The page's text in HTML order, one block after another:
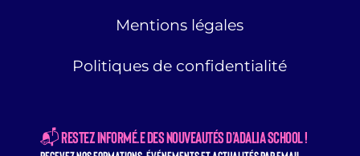
Mentions légales
Politiques de confidentialité
📬 Restez informé.e des nouveautés d’Adalia School !